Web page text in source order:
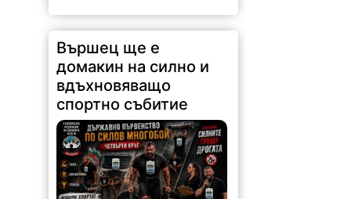
спортно събитие
67 | 2026-08-06 09:31:22
На 8 август от 18:30 часа пред